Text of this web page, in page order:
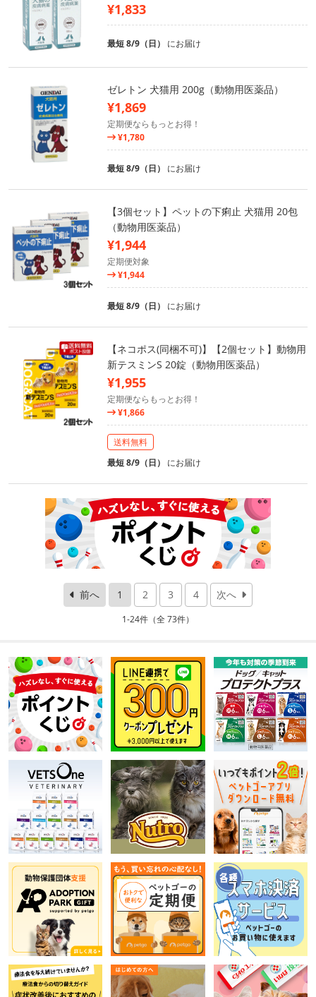
¥1,833
最短 8/9（日） にお届け
ゼレトン 犬猫用 200g（動物用医薬品）
¥1,869
定期便ならもっとお得！
¥1,780
最短 8/9（日） にお届け
【3個セット】ペットの下痢止 犬猫用 20包
（動物用医薬品）
¥1,944
定期便対象
¥1,944
最短 8/9（日） にお届け
【ネコポス(同梱不可)】【2個セット】動物用
新テスミンS 20錠（動物用医薬品）
¥1,955
定期便ならもっとお得！
¥1,866
送料無料
最短 8/9（日） にお届け
前へ 1 2 3 4 次へ
1-24件（全 73件）